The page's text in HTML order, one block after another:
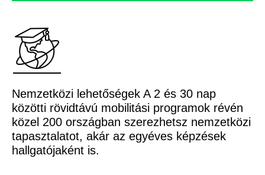
Nemzetközi lehetőségek A 2 és 30 nap
közötti rövidtávú mobilitási programok révén
közel 200 országban szerezhetsz nemzetközi
tapasztalatot, akár az egyéves képzések
hallgatójaként is.